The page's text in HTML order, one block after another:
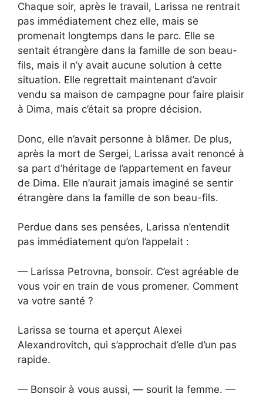
Chaque soir, après le travail, Larissa ne rentrait
pas immédiatement chez elle, mais se
promenait longtemps dans le parc. Elle se
sentait étrangère dans la famille de son beau-
fils, mais il n’y avait aucune solution à cette
situation. Elle regrettait maintenant d’avoir
vendu sa maison de campagne pour faire plaisir
à Dima, mais c’était sa propre décision.
Donc, elle n’avait personne à blâmer. De plus,
après la mort de Sergei, Larissa avait renoncé à
sa part d’héritage de l’appartement en faveur
de Dima. Elle n’aurait jamais imaginé se sentir
étrangère dans la famille de son beau-fils.
Perdue dans ses pensées, Larissa n’entendit
pas immédiatement qu’on l’appelait :
— Larissa Petrovna, bonsoir. C’est agréable de
vous voir en train de vous promener. Comment
va votre santé ?
Larissa se tourna et aperçut Alexei
Alexandrovitch, qui s’approchait d’elle d’un pas
rapide.
— Bonsoir à vous aussi, — sourit la femme. —